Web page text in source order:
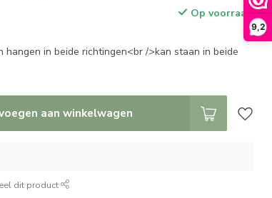
9,2
Op voorraad
in beide richtingen<br />kan staan in beide
aan winkelwagen
dit product